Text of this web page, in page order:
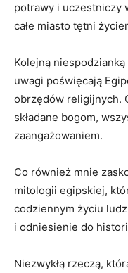
potrawy i uczestniczy
całe miasto⁤ tętni
Kolejną
uwagi poświęcają
obrzędów religijnych.
składane‌ bogom,
zaangażowaniem.
Co również‍ mnie
mitologii egipskiej,
codziennym życiu
i odniesienie‌ do
Niezwykłą rzeczą,